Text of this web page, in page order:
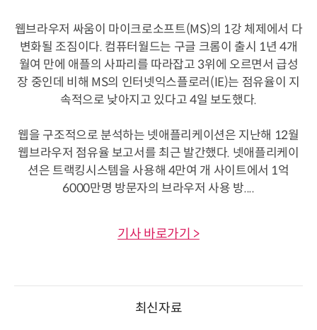
웹브라우저 싸움이 마이크로소프트(MS)의 1강 체제에서 다
변화될 조짐이다. 컴퓨터월드는 구글 크롬이 출시 1년 4개
월여 만에 애플의 사파리를 따라잡고 3위에 오르면서 급성
장 중인데 비해 MS의 인터넷익스플로러(IE)는 점유율이 지
속적으로 낮아지고 있다고 4일 보도했다.
웹을 구조적으로 분석하는 넷애플리케이션은 지난해 12월
웹브라우저 점유율 보고서를 최근 발간했다. 넷애플리케이
션은 트랙킹시스템을 사용해 4만여 개 사이트에서 1억
6000만명 방문자의 브라우저 사용 방....
기사 바로가기 >
최신자료